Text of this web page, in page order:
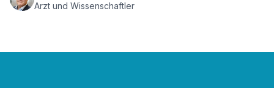
Arzt und Wissenschaftler